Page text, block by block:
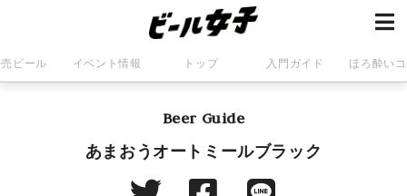
ビール イベント情報 トップ 入門ガイド ほろ酔い
Beer Guide
あまおうオートミールブラック